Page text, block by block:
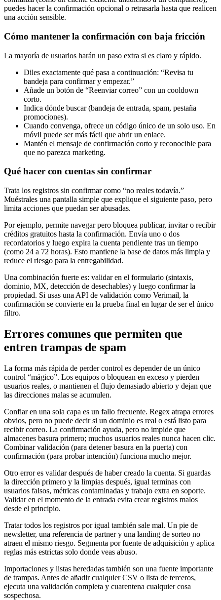
puedes hacer la confirmación opcional o retrasarla hasta que realicen
una acción sensible.
Cómo mantener la confirmación con baja fricción
La mayoría de usuarios harán un paso extra si es claro y rápido.
Diles exactamente qué pasa a continuación: “Revisa tu
bandeja para confirmar y empezar.”
Añade un botón de “Reenviar correo” con un cooldown
corto.
Indica dónde buscar (bandeja de entrada, spam, pestaña
promociones).
Cuando convenga, ofrece un código único de un solo uso. En
móvil puede ser más fácil que abrir un enlace.
Mantén el mensaje de confirmación corto y reconocible para
que no parezca marketing.
Qué hacer con cuentas sin confirmar
Trata los registros sin confirmar como “no reales todavía.”
Muéstrales una pantalla simple que explique el siguiente paso, pero
limita acciones que puedan ser abusadas.
Por ejemplo, permite navegar pero bloquea publicar, invitar o recibir
créditos gratuitos hasta la confirmación. Envía uno o dos
recordatorios y luego expira la cuenta pendiente tras un tiempo
(como 24 a 72 horas). Esto mantiene la base de datos más limpia y
reduce el riesgo para la entregabilidad.
Una combinación fuerte es: validar en el formulario (sintaxis,
dominio, MX, detección de desechables) y luego confirmar la
propiedad. Si usas una API de validación como Verimail, la
confirmación se convierte en la prueba final en lugar de ser el único
filtro.
Errores comunes que permiten que
entren trampas de spam
La forma más rápida de perder control es depender de un único
control “mágico”. Los equipos o bloquean en exceso y pierden
usuarios reales, o mantienen el flujo demasiado abierto y dejan que
las direcciones malas se acumulen.
Confiar en una sola capa es un fallo frecuente. Regex atrapa errores
obvios, pero no puede decir si un dominio es real o está listo para
recibir correo. La confirmación ayuda, pero no impide que
almacenes basura primero; muchos usuarios reales nunca hacen clic.
Combinar validación (para detener basura en la puerta) con
confirmación (para probar intención) funciona mucho mejor.
Otro error es validar después de haber creado la cuenta. Si guardas
la dirección primero y la limpias después, igual terminas con
usuarios falsos, métricas contaminadas y trabajo extra en soporte.
Validar en el momento de la entrada evita crear registros malos
desde el principio.
Tratar todos los registros por igual también sale mal. Un pie de
newsletter, una referencia de partner y una landing de sorteo no
atraen el mismo riesgo. Segmenta por fuente de adquisición y aplica
reglas más estrictas solo donde veas abuso.
Importaciones y listas heredadas también son una fuente importante
de trampas. Antes de añadir cualquier CSV o lista de terceros,
ejecuta una validación completa y cuarentena cualquier cosa
sospechosa.